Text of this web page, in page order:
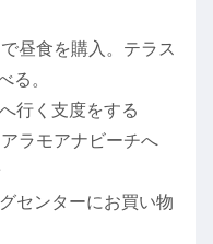
昼食を購入。テラス
る。
行く支度をする
ラモアナビーチへ
センターにお買い物